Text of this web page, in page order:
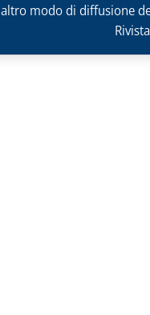
altro modo di diffusione